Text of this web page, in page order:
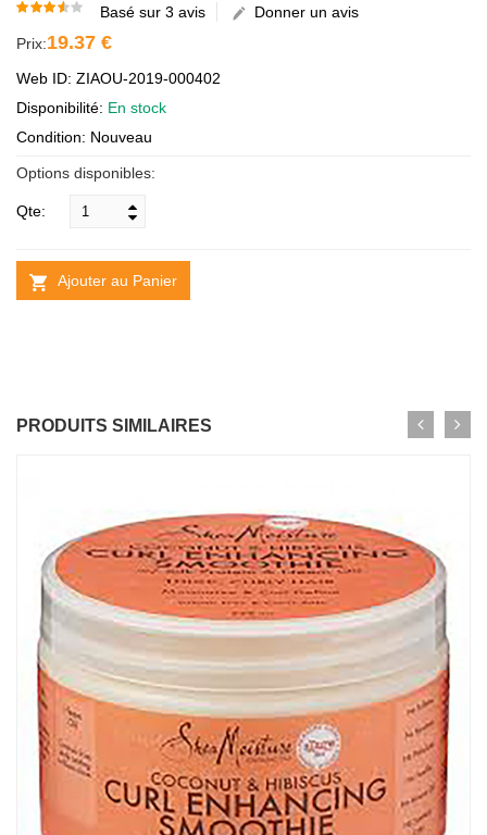
Basé sur 3 avis
Donner un avis
Prix:19.37 €
Web ID: ZIAOU-2019-000402
Disponibilité: En stock
Condition: Nouveau
Options disponibles:
Qte:
Ajouter au Panier
PRODUITS SIMILAIRES